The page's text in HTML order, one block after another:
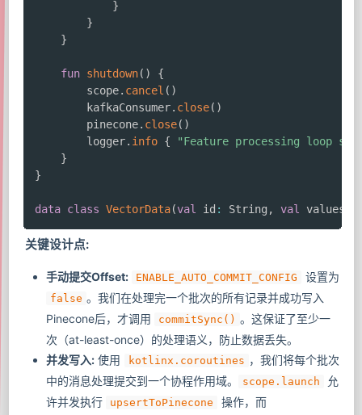
}
}
}
fun shutdown( )
{
        scope
. cancel ( )
        kafkaConsumer
. close( )
        pinecone
. close( )
        logger
. info {
"Feature processing loop
}
}
data class VectorData(val id : String , val values
关键设计点:
手动提交Offset: ENABLE_AUTO_COMMIT_CONFIG 设置为
false 。我们在处理完一个批次的所有记录并成功写入
Pinecone后，才调用
commitSync() 。这保证了至少一
次（at-least-once）的处理语义，防止数据丢失。
并发写入:使用 kotlinx.coroutines ，我们将每个批次
中的消息处理提交到一个协程作用域。
scope.launch
允
许并发执行
upsertToPinecone 操作，而